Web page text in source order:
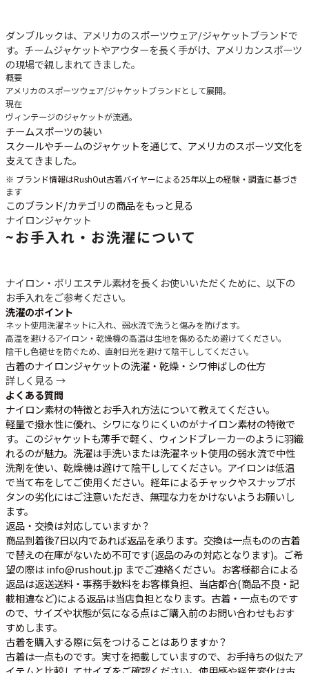
ダンブルックは、アメリカのスポーツウェア/ジャケットブランドで
す。チームジャケットやアウターを長く手がけ、アメリカンスポーツ
の現場で親しまれてきました。
概要
アメリカのスポーツウェア/ジャケットブランドとして展開。
現在
ヴィンテージのジャケットが流通。
チームスポーツの装い
スクールやチームのジャケットを通じて、アメリカのスポーツ文化を
支えてきました。
※ ブランド情報はRushOut古着バイヤーによる25年以上の経験・調査に基づき
ます
このブランド/カテゴリの商品をもっと見る
ナイロンジャケット
~お手入れ・お洗濯について
ナイロン・ポリエステル素材を長くお使いいただくために、以下の
お手入れをご参考ください。
洗濯のポイント
ネット使用洗濯ネットに入れ、弱水流で洗うと傷みを防げます。
高温を避けるアイロン・乾燥機の高温は生地を傷めるため避けてください。
陰干し色褪せを防ぐため、直射日光を避けて陰干ししてください。
古着のナイロンジャケットの洗濯・乾燥・シワ伸ばしの仕方
詳しく見る →
よくある質問
ナイロン素材の特徴とお手入れ方法について教えてください。
軽量で撥水性に優れ、シワになりにくいのがナイロン素材の特徴で
す。このジャケットも薄手で軽く、ウィンドブレーカーのように羽織
れるのが魅力。洗濯は手洗いまたは洗濯ネット使用の弱水流で中性
洗剤を使い、乾燥機は避けて陰干ししてください。アイロンは低温
で当て布をしてご使用ください。経年によるチャックやスナップボ
タンの劣化にはご注意いただき、無理な力をかけないようお願いし
ます。
返品・交換は対応していますか？
商品到着後7日以内であれば返品を承ります。交換は一点ものの古着
で替えの在庫がないため不可です(返品のみの対応となります)。ご希
望の際は info@rushout.jp までご連絡ください。お客様都合による
返品は返送送料・事務手数料をお客様負担、当店都合(商品不良・記
載相違など)による返品は当店負担となります。古着・一点ものです
ので、サイズや状態が気になる点はご購入前のお問い合わせもおす
すめします。
古着を購入する際に気をつけることはありますか？
古着は一点ものです。実寸を掲載していますので、お手持ちの似たア